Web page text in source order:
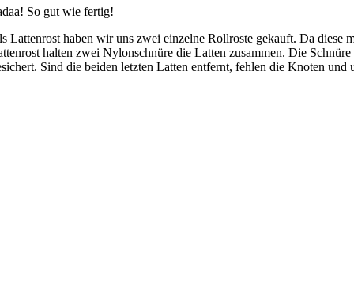
So gut wie fertig!
Lattenrost haben wir uns zwei einzelne Rollroste gekauft. Da
halten zwei Nylonschnüre die Latten zusammen. Die
Sind die beiden letzten Latten entfernt, fehlen die Knoten und